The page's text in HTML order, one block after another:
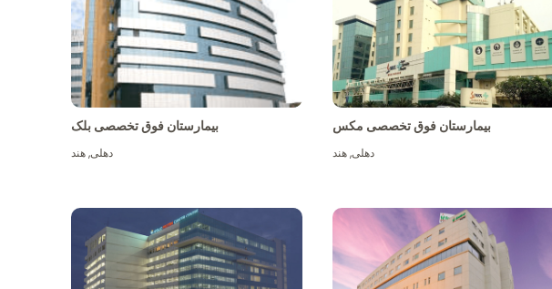
بیمارستان فوق تخصصی بلک
دهلی,هند
بیمارستان فوق تخصصی مکس
دهلی,هند